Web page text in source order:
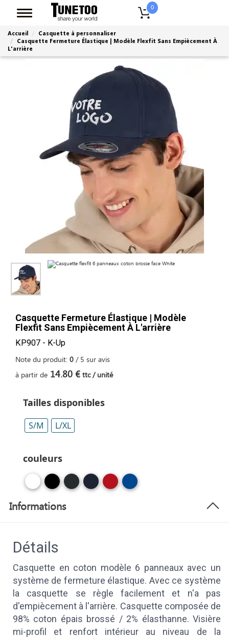
0
Accueil
Casquette à personnaliser
Casquette Fermeture Élastique | Modèle Flexfit Sans Empiècement À
L'arrière
Casquette Fermeture Élastique | Modèle
Flexfit Sans Empiècement À L'arrière
KP907 - K-Up
Note du produit: 0 / 5 sur avis
à partir de 14.80 € ttc / unité
Tailles disponibles
S/M L/XL
couleurs
Informations
Détails
Casquette en coton modèle 6 panneaux avec un
système de fermeture élastique. Avec ce système
la casquette se règle facilement et n'a pas
d'empiècement à l'arrière. Casquette composée de
98% coton épais brossé / 2% élasthanne. Visière
mi-profil et renfort intérieur au niveau de la